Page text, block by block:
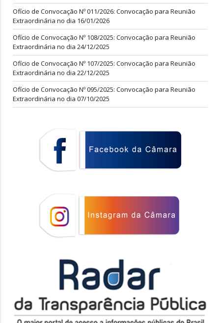
Ofício de Convocação Nº 011/2026: Convocação para Reunião
Extraordinária no dia 16/01/2026
Ofício de Convocação Nº 108/2025: Convocação para Reunião
Extraordinária no dia 24/12/2025
Ofício de Convocação Nº 107/2025: Convocação para Reunião
Extraordinária no dia 22/12/2025
Ofício de Convocação Nº 095/2025: Convocação para Reunião
Extraordinária no dia 07/10/2025